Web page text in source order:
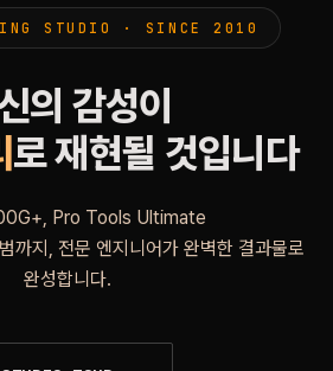
STUDIO · SINCE 2010
의 감성이
로 재현될 것입니다
Pro Tools Ultimate
까지, 전문 엔지니어가 완벽한 결과물로
완성합니다.